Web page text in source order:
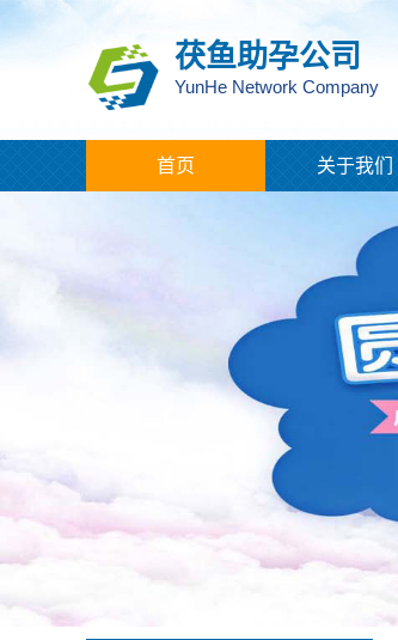
茯鱼助孕公司
YunHe Network Company
首页 关于我们